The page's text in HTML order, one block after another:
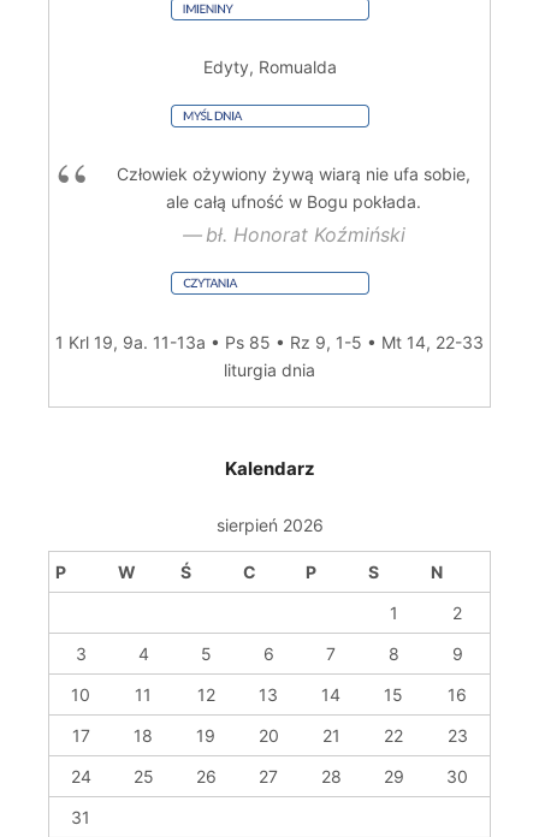
Edyty, Romualda
Człowiek ożywiony żywą wiarą nie ufa sobie,
ale całą ufność w Bogu pokłada.
bł. Honorat Koźmiński
1 Krl 19, 9a. 11-13a • Ps 85 • Rz 9, 1-5 • Mt 14, 22-33
liturgia dnia
Kalendarz
sierpień 2026
P W Ś C P S
N
1
2
3
4 5 6 7 8
9
10
11 12 13 14 15
16
17
18 19 20 21 22
23
24
25 26 27 28 29
30
31